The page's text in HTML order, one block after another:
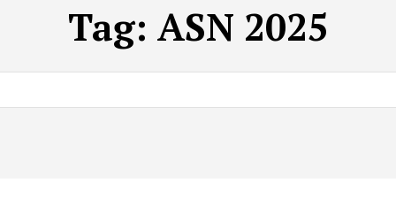
Tag: ASN 2025